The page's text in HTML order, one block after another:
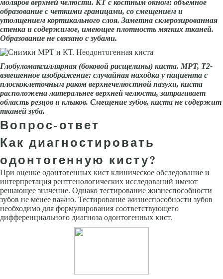
моляров верхней челюсти. КТ с костным окном: объемное
образование с четкими границами, со сме­щением и
утолщением кортикального слоя. Заметна склерозированная
стенка и содер­жимое, имеющее плотность мягких тканей.
Образование не связано с зубами.
Глобуломаксиллярная (боковой расщелины) киста. МРТ, Т2-
взвешенное изо­бражение: случайная находка у пациента с
плоскоклеточным раком верхнечелюстной пазухи, киста
расположена латеральнее верхней челюсти, затрагивает
область рез­цов и клыков. Смещение зубов, киста не содержит
тканей зуба.
Вопрос-ответ
Как диагностировать
одонтогенную кисту?
При оценке одонтогенных кист клиническое обследование и
интерпретация рентгенологических исследований имеют
решающее значение. Однако тестирование жизнеспособности
зубов не менее важно. Тестирование жизнеспособности зубов
необходимо для формулирования соответствующего
дифференциального диагноза одонтогенных кист.